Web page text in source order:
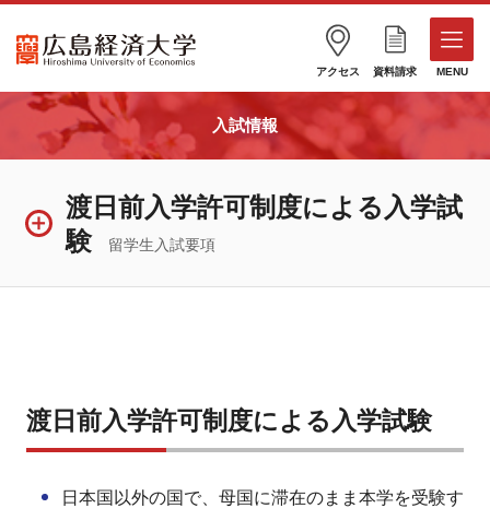
アクセス 資料請求 MENU
入試情報
渡日前入学許可制度による入学試
験
留学生入試要項
渡日前入学許可制度による入学試験
日本国以外の国で、母国に滞在のまま本学を受験す